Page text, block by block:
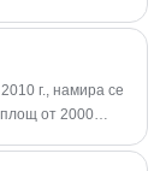
г., намира се
от 2000